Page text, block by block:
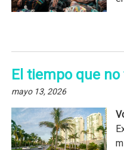
El tiempo que
mayo 13, 2026